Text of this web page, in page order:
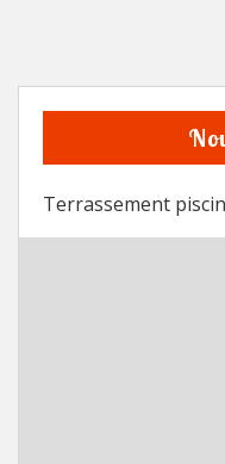
Terrassement